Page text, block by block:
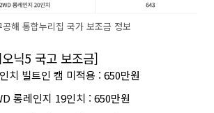
해 통합누리집 국가 보조금 정보
닉5 국고 보조금]
치 빌트인 캠 미적용 : 650만원
롱레인지 19인치 : 650만원